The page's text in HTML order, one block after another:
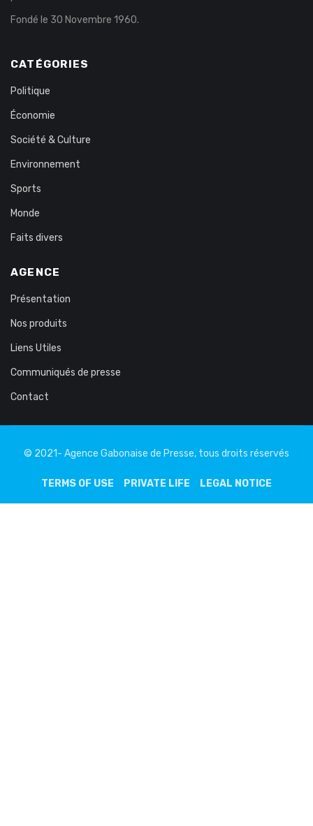
Fondé le 30 Novembre 1960.
CATÉGORIES
Politique
Économie
Société & Culture
Environnement
Sports
Monde
Faits divers
AGENCE
Présentation
Nos produits
Liens Utiles
Communiqués de presse
Contact
© 2021- Agence Gabonaise de Presse, tous droits réservés
TERMS OF USE PRIVATE LIFE LEGAL NOTICE